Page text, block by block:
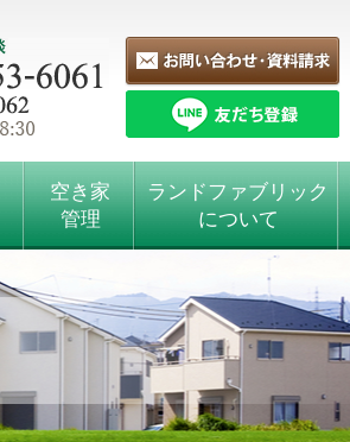
空き家
管理
ランドファブリック
について